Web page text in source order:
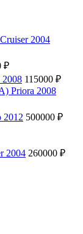
2004
₽
2008 115000 ₽
Priora 2008
2012 500000 ₽
2004 260000 ₽